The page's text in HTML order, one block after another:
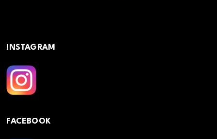
INSTAGRAM
FACEBOOK